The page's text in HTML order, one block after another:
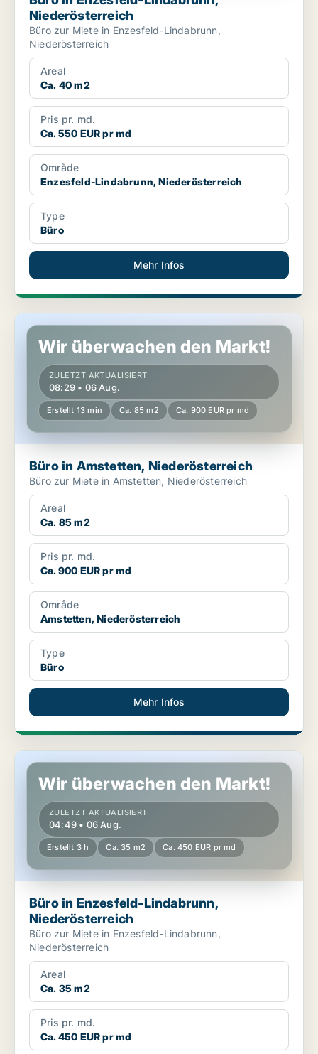
Niederösterreich
Büro zur Miete in Enzesfeld-Lindabrunn,
Niederösterreich
Areal
Ca. 40 m2
Pris pr. md.
Ca. 550 EUR pr md
Område
Enzesfeld-Lindabrunn, Niederösterreich
Type
Büro
Mehr Infos
Büro in Amstetten, Niederösterreich
Wir überwachen den Markt!
ZULETZT AKTUALISIERT
08:29 • 06 Aug.
Erstellt 13 min Ca. 85 m2 Ca. 900 EUR pr md
Büro in Amstetten, Niederösterreich
Büro zur Miete in Amstetten, Niederösterreich
Areal
Ca. 85 m2
Pris pr. md.
Ca. 900 EUR pr md
Område
Amstetten, Niederösterreich
Type
Büro
Mehr Infos
Büro in Enzesfeld-Lindabrunn, Niederösterreich
Wir überwachen den Markt!
ZULETZT AKTUALISIERT
04:49 • 06 Aug.
Erstellt 3 h Ca. 35 m2 Ca. 450 EUR pr md
Büro in Enzesfeld-Lindabrunn,
Niederösterreich
Büro zur Miete in Enzesfeld-Lindabrunn,
Niederösterreich
Areal
Ca. 35 m2
Pris pr. md.
Ca. 450 EUR pr md